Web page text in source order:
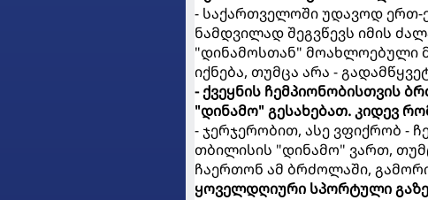
- საქართველოში უდავოდ ერთ-
ნამდვილად შეგვწევს იმის
"დინამოსთან" მოახლოებული
იქნება, თუმცა არა -
- ქვეყნის ჩემპიონობისთვის
"დინამო" გესახებათ. კიდევ
- ჯერჯერობით, ასე ვფიქრობ -
თბილისის "დინამო" ვართ,
ჩაერთონ ამ ბრძოლაში,
ყოველდღიური სპორტული